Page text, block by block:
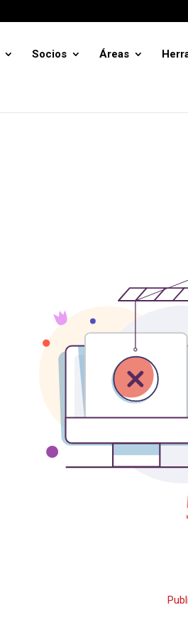
Socios Áreas